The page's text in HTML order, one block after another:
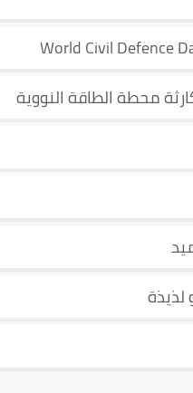
محطة الطاقة النووية